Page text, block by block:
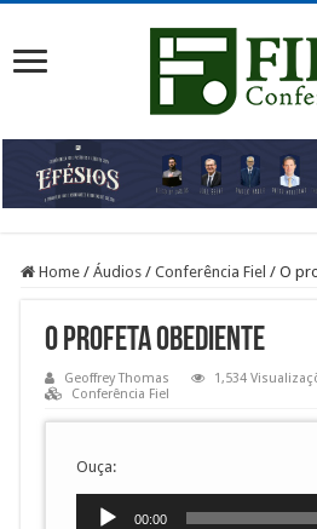
Home / Áudios / Conferência Fiel / O
O profeta obediente
Geoffrey Thomas 1,534
Conferência Fiel
Ouça:
Tocador
00:00